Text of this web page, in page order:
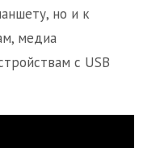
но и к
медиа
с USB